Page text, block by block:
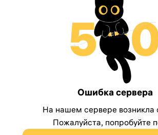
Ошибка сервера
На нашем сервере возникла
Пожалуйста, попробуйте